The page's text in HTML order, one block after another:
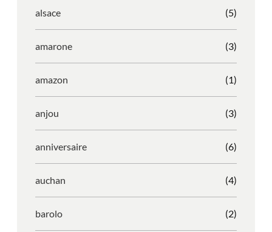
alsace (5)
amarone (3)
amazon (1)
anjou (3)
anniversaire (6)
auchan (4)
barolo (2)